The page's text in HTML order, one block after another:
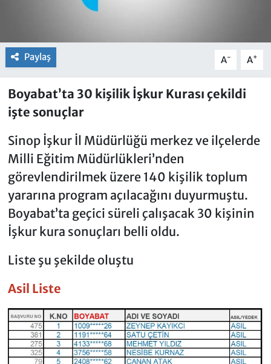
Paylaş A- A+
Boyabat’ta 30 kişilik İşkur Kurası çekildi
işte sonuçlar
Sinop İşkur İl Müdürlüğü merkez ve ilçelerde
Milli Eğitim Müdürlükleri’nden
görevlendirilmek üzere 140 kişilik toplum
yararına program açılacağını duyurmuştu.
Boyabat’ta geçici süreli çalışacak 30 kişinin
İşkur kura sonuçları belli oldu.
Liste şu şekilde oluştu
Asil Liste